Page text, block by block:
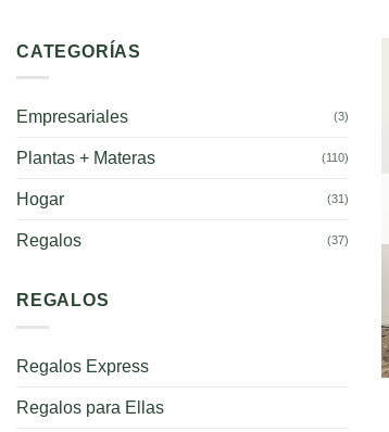
CATEGORÍAS
Empresariales (3)
Plantas + Materas (110)
Hogar (31)
Regalos (37)
REGALOS
Regalos Express
Regalos para Ellas